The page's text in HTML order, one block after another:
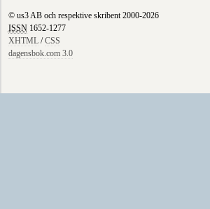
© us3 AB och respektive skribent 2000-2026
ISSN1652-1277
XHTML/CSS
dagensbok.com 3.0